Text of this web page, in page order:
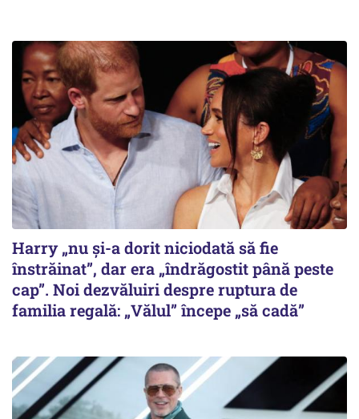
Harry „nu și-a dorit niciodată să fie
înstrăinat”, dar era „îndrăgostit până peste
cap”. Noi dezvăluiri despre ruptura de
familia regală: „Vălul” începe „să cadă”